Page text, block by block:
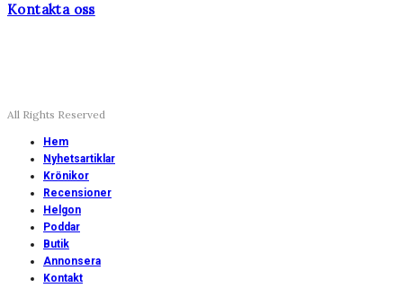
Kontakta oss
All Rights Reserved
Hem
Nyhetsartiklar
Krönikor
Recensioner
Helgon
Poddar
Butik
Annonsera
Kontakt